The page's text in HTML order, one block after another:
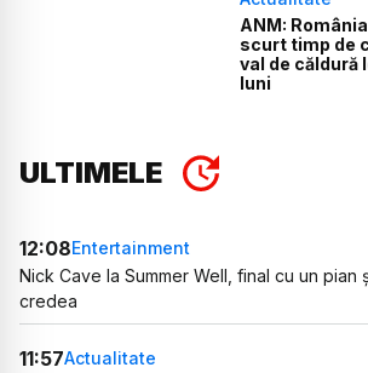
ANM:
scurt timp de
val de căldură
luni
ULTIMELE
12:08Entertainment
Nick Cave la Summer Well, final cu un pian
credea
11:57Actualitate